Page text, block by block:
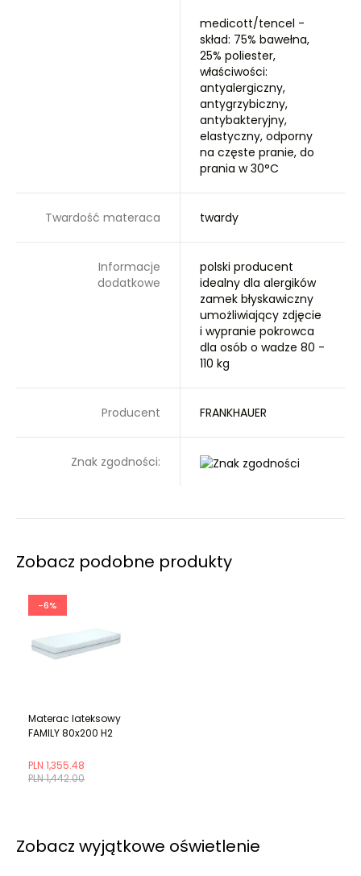
medicott/tencel -
skład: 75% bawełna,
25% poliester,
właściwości:
antyalergiczny,
antygrzybiczny,
antybakteryjny,
elastyczny, odporny
na częste pranie, do
prania w 30°C
Twardość materaca twardy
Informacje
dodatkowe
polski producent
idealny dla alergików
zamek błyskawiczny
umożliwiający zdjęcie
i wypranie pokrowca
dla osób o wadze 80 -
110 kg
Producent FRANKHAUER
Znak zgodności:
Zobacz podobne produkty
-6%
PLN 1,442.00
PLN 1,355.48
Materac lateksowy
FAMILY 80x200 H2
Zobacz wyjątkowe oświetlenie